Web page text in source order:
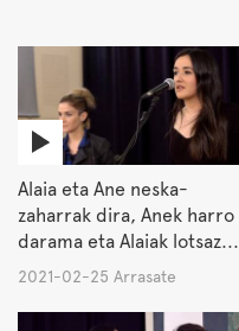
Alaia eta Ane neska-
zaharrak dira, Anek harro
darama eta Alaiak lotsaz...
2021-02-25 Arrasate